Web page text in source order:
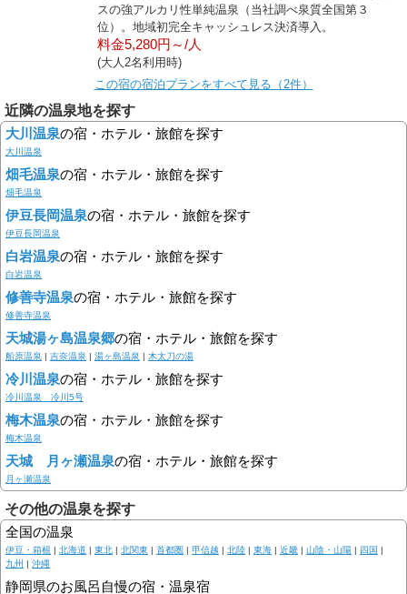
スの強アルカリ性単純温泉（当社調べ泉質全国第３
位）。地域初完全キャッシュレス決済導入。
料金5,280円～/人
(大人2名利用時)
この宿の宿泊プランをすべて見る（2件）
近隣の温泉地を探す
大川温泉の宿・ホテル・旅館を探す
大川温泉
畑毛温泉の宿・ホテル・旅館を探す
畑毛温泉
伊豆長岡温泉の宿・ホテル・旅館を探す
伊豆長岡温泉
白岩温泉の宿・ホテル・旅館を探す
白岩温泉
修善寺温泉の宿・ホテル・旅館を探す
修善寺温泉
天城湯ヶ島温泉郷の宿・ホテル・旅館を探す
船原温泉 | 吉奈温泉 | 湯ヶ島温泉 | 木太刀の湯
冷川温泉の宿・ホテル・旅館を探す
冷川温泉 冷川5号
梅木温泉の宿・ホテル・旅館を探す
梅木温泉
天城 月ヶ瀬温泉の宿・ホテル・旅館を探す
月ヶ瀬温泉
その他の温泉を探す
全国の温泉
伊豆・箱根 | 北海道 | 東北 | 北関東 | 首都圏 | 甲信越 | 北陸 | 東海 | 近畿 | 山陰・山陽 | 四国 |
九州 | 沖縄
静岡県のお風呂自慢の宿・温泉宿